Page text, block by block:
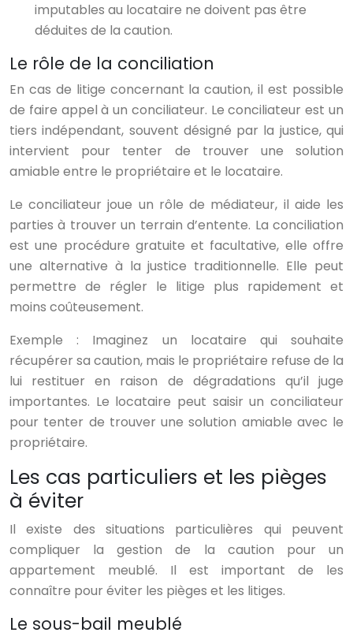
imputables au locataire ne doivent pas être
déduites de la caution.
Le rôle de la conciliation
En cas de litige concernant la caution, il est possible
de faire appel à un conciliateur. Le conciliateur est un
tiers indépendant, souvent désigné par la justice, qui
intervient pour tenter de trouver une solution
amiable entre le propriétaire et le locataire.
Le conciliateur joue un rôle de médiateur, il aide les
parties à trouver un terrain d’entente. La conciliation
est une procédure gratuite et facultative, elle offre
une alternative à la justice traditionnelle. Elle peut
permettre de régler le litige plus rapidement et
moins coûteusement.
Exemple : Imaginez un locataire qui souhaite
récupérer sa caution, mais le propriétaire refuse de la
lui restituer en raison de dégradations qu’il juge
importantes. Le locataire peut saisir un conciliateur
pour tenter de trouver une solution amiable avec le
propriétaire.
Les cas particuliers et les pièges
à éviter
Il existe des situations particulières qui peuvent
compliquer la gestion de la caution pour un
appartement meublé. Il est important de les
connaître pour éviter les pièges et les litiges.
Le sous-bail meublé